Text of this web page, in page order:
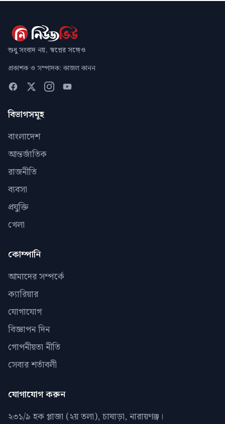
শুধু সংবাদ নয়, স্বপ্নের সঙ্গেও
প্রকাশক ও সম্পাদক: কাজল কানন
বিভাগসমূহ
বাংলাদেশ
আন্তর্জাতিক
রাজনীতি
ব্যবসা
প্রযুক্তি
খেলা
কোম্পানি
আমাদের সম্পর্কে
ক্যারিয়ার
যোগাযোগ
বিজ্ঞাপন দিন
গোপনীয়তা নীতি
সেবার শর্তাবলী
যোগাযোগ করুন
২৩১/৯ হক প্লাজা (২য় তলা), চাষাড়া, নারায়ণঞ্জ।